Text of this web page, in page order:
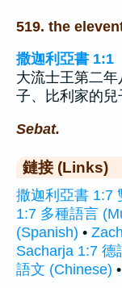
519. the
撒迦利亞書 1:1
大流士王第二
子、比利家的兒
Sebat.
鏈接 (Links)
撒迦利亞書 1:7
1:7 多種語言
(Spanish) •
Sacharja 1:7 德
語文 (Chinese) •